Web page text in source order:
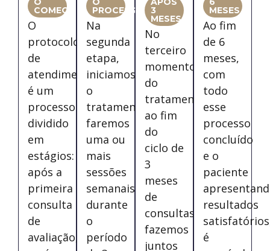
COMEÇO
O
protocolo
de
atendimento
é um
processo
dividido
em
estágios:
após a
primeira
consulta
de
avaliação,
PROCESSO
Na
segunda
etapa,
iniciamos
o
tratamento:
faremos
uma ou
mais
sessões
semanais,
durante
o
período
3
MESES
No
terceiro
momento
do
tratamento,
ao fim
do
ciclo de
3
meses
de
consultas,
fazemos
juntos
MESES
Ao fim
de 6
meses,
com
todo
esse
processo
concluído
e o
paciente
resultados
é